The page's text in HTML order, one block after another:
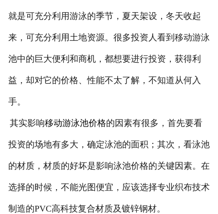
就是可充分利用游泳的季节，夏天架设，冬天收起
来，可充分利用土地资源。很多投资人看到移动游泳
池中的巨大便利和商机，都想要进行投资，获得利
益，却对它的价格、性能不太了解，不知道从何入
手。
其实影响移动游泳池价格的因素有很多，首先要看
投资的场地有多大，确定泳池的面积；其次，看泳池
的材质，材质的好坏是影响泳池价格的关键因素。在
选择的时候，不能光图便宜，应该选择专业织布技术
制造的PVC高科技复合材质及镀锌钢材。